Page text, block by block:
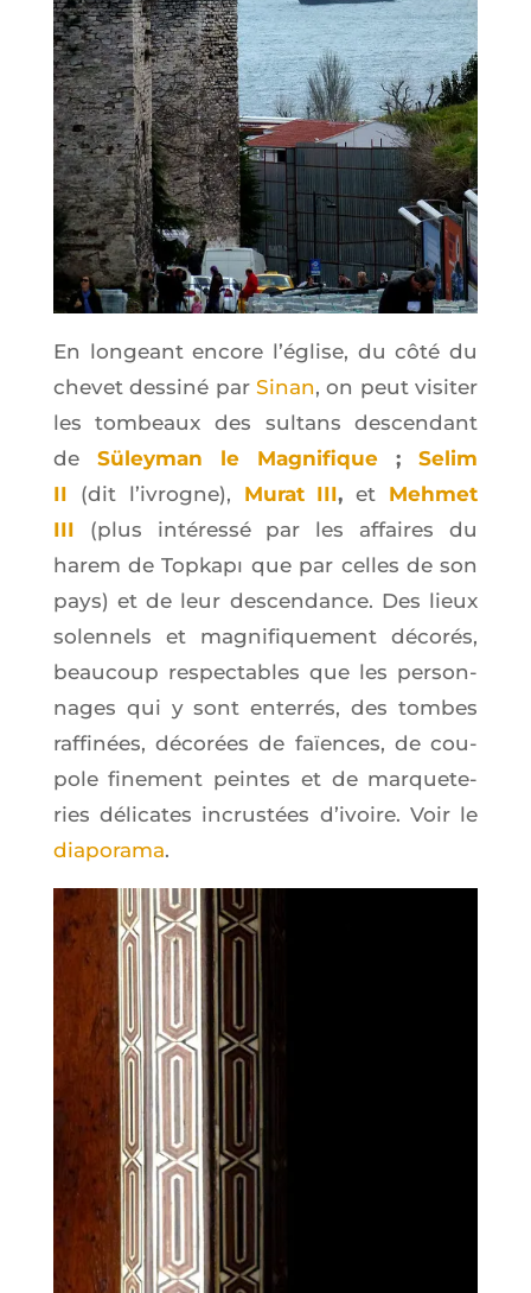
En lon­geant encore l’é­glise, du côté du
che­vet des­si­né par Sinan, on peut visi­ter
les tom­beaux des sul­tans des­cen­dant
de Süley­man le Magni­fique ;
Selim
II
(dit l’i­vrogne), Murat III,et Meh­met
III (plus inté­res­sé par les affaires du
harem de Top­kapı que par celles de son
pays) et de leur des­cen­dance. Des lieux
solen­nels et magni­fi­que­ment déco­rés,
beau­coup res­pec­tables que les per­son­
nages qui y sont enter­rés, des tombes
raf­fi­nées, déco­rées de faïences, de cou­
pole fine­ment peintes et de mar­que­te­
ries déli­cates incrus­tées d’i­voire. Voir le
dia­po­ra­ma.